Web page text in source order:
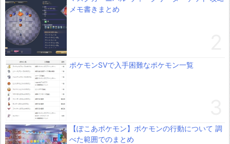
メモ書きまとめ
ポケモンSVで入手困難なポケモン一覧
【ぽこあポケモン】ポケモンの行動について 調
べた範囲でのまとめ